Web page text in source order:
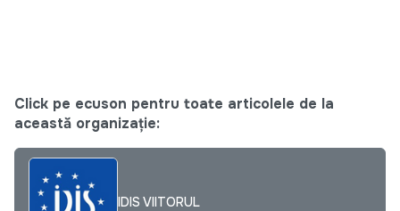
Click pe ecuson pentru toate articolele de la
această organizație:
IDIS VIITORUL